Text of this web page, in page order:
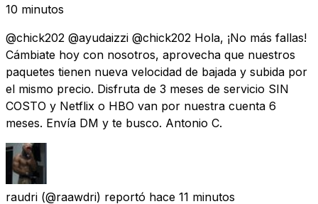
10 minutos
@chick202 @ayudaizzi @chick202 Hola, ¡No más fallas!
Cámbiate hoy con nosotros, aprovecha que nuestros
paquetes tienen nueva velocidad de bajada y subida por
el mismo precio. Disfruta de 3 meses de servicio SIN
COSTO y Netflix o HBO van por nuestra cuenta 6
meses. Envía DM y te busco. Antonio C.
raudri (@raawdri) reportó hace 11 minutos